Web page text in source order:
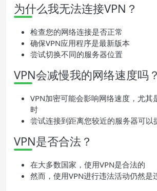
为什么我无法连接VPN？
检查您的网络连接是否正常
确保VPN应用程序是最新版本
尝试切换不同的服务器位置
VPN会减慢我的网络速度吗？
VPN加密可能会影响网络速度，尤其
时
尝试连接到距离您较近的服务器可以
VPN是否合法？
在大多数国家，使用VPN是合法的
然而，使用VPN进行违法活动仍然是